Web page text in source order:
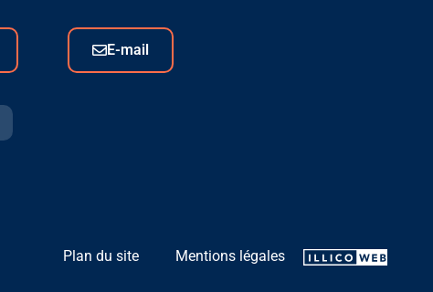
E-mail
Plan du site Mentions légales